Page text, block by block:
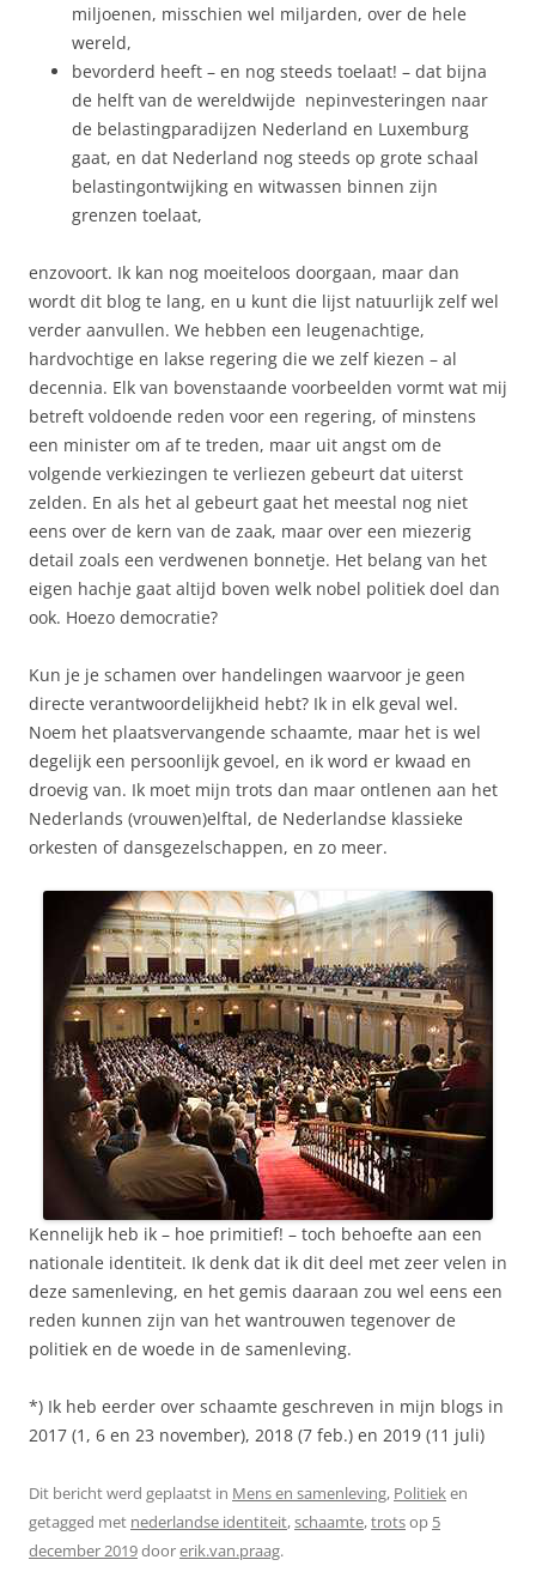
miljoenen, misschien wel miljarden, over de hele
wereld,
bevorderd heeft – en nog steeds toelaat! – dat bijna
de helft van de wereldwijde nepinvesteringen naar
de belastingparadijzen Nederland en Luxemburg
gaat, en dat Nederland nog steeds op grote schaal
belastingontwijking en witwassen binnen zijn
grenzen toelaat,
enzovoort. Ik kan nog moeiteloos doorgaan, maar dan
wordt dit blog te lang, en u kunt die lijst natuurlijk zelf wel
verder aanvullen. We hebben een leugenachtige,
hardvochtige en lakse regering die we zelf kiezen – al
decennia. Elk van bovenstaande voorbeelden vormt wat mij
betreft voldoende reden voor een regering, of minstens
een minister om af te treden, maar uit angst om de
volgende verkiezingen te verliezen gebeurt dat uiterst
zelden. En als het al gebeurt gaat het meestal nog niet
eens over de kern van de zaak, maar over een miezerig
detail zoals een verdwenen bonnetje. Het belang van het
eigen hachje gaat altijd boven welk nobel politiek doel dan
ook. Hoezo democratie?
Kun je je schamen over handelingen waarvoor je geen
directe verantwoordelijkheid hebt? Ik in elk geval wel.
Noem het plaatsvervangende schaamte, maar het is wel
degelijk een persoonlijk gevoel, en ik word er kwaad en
droevig van. Ik moet mijn trots dan maar ontlenen aan het
Nederlands (vrouwen)elftal, de Nederlandse klassieke
orkesten of dansgezelschappen, en zo meer.
Kennelijk heb ik – hoe primitief! – toch behoefte aan een
nationale identiteit. Ik denk dat ik dit deel met zeer velen in
deze samenleving, en het gemis daaraan zou wel eens een
reden kunnen zijn van het wantrouwen tegenover de
politiek en de woede in de samenleving.
*) Ik heb eerder over schaamte geschreven in mijn blogs in
2017 (1, 6 en 23 november), 2018 (7 feb.) en 2019 (11 juli)
Dit bericht werd geplaatst in Mens en samenleving, Politieken
getagged met nederlandse identiteit,schaamte,trotsop 5
december 2019doorerik.van.praag.